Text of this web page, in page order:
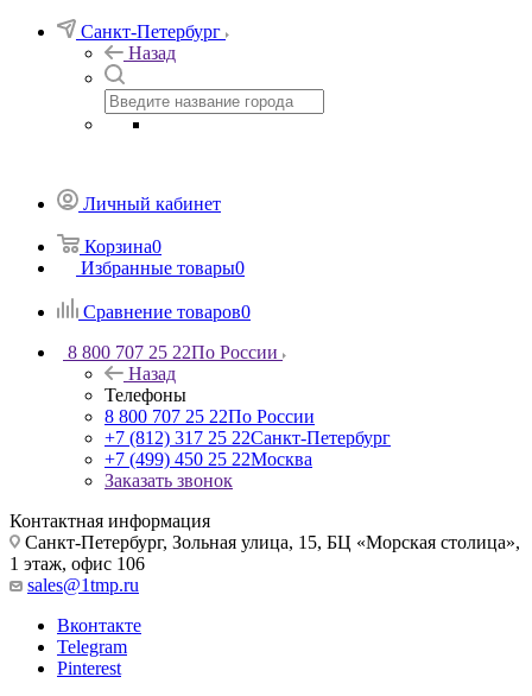
Санкт-Петербург
Назад
Личный кабинет
Корзина0
Избранные товары0
Сравнение товаров0
8 800 707 25 22По России
Назад
Телефоны
8 800 707 25 22По России
+7 (812) 317 25 22Санкт-Петербург
+7 (499) 450 25 22Москва
Заказать звонок
Контактная информация
Санкт-Петербург, Зольная улица, 15, БЦ «Морская столица»,
1 этаж, офис 106
sales@1tmp.ru
Вконтакте
Telegram
Pinterest